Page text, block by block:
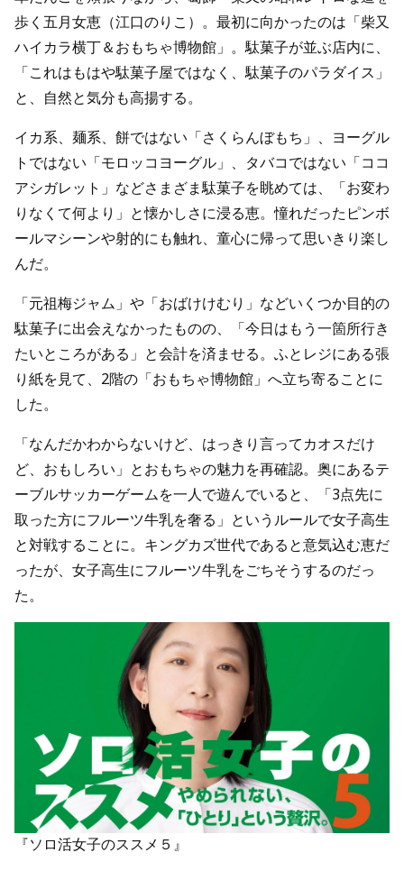
歩く五月女恵（江口のりこ）。最初に向かったのは「柴又
ハイカラ横丁＆おもちゃ博物館」。駄菓子が並ぶ店内に、
「これはもはや駄菓子屋ではなく、駄菓子のパラダイス」
と、自然と気分も高揚する。
イカ系、麺系、餅ではない「さくらんぼもち」、ヨーグル
トではない「モロッコヨーグル」、タバコではない「ココ
アシガレット」などさまざま駄菓子を眺めては、「お変わ
りなくて何より」と懐かしさに浸る恵。憧れだったピンボ
ールマシーンや射的にも触れ、童心に帰って思いきり楽し
んだ。
「元祖梅ジャム」や「おばけけむり」などいくつか目的の
駄菓子に出会えなかったものの、「今日はもう一箇所行き
たいところがある」と会計を済ませる。ふとレジにある張
り紙を見て、2階の「おもちゃ博物館」へ立ち寄ることに
した。
「なんだかわからないけど、はっきり言ってカオスだけ
ど、おもしろい」とおもちゃの魅力を再確認。奥にあるテ
ーブルサッカーゲームを一人で遊んでいると、「3点先に
取った方にフルーツ牛乳を奢る」というルールで女子高生
と対戦することに。キングカズ世代であると意気込む恵だ
ったが、女子高生にフルーツ牛乳をごちそうするのだっ
た。
『ソロ活女子のススメ５』